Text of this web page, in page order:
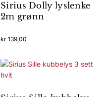
Sirius Dolly lyslenke
2m grønn
kr 139,00